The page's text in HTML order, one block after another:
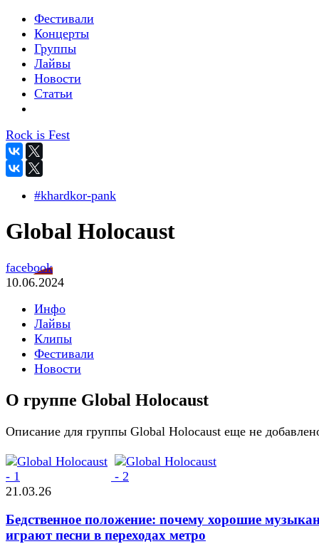
Фестивали
Концерты
Группы
Лайвы
Новости
Статьи
Rock is Fest
#khardkor-pank
Global Holocaust
facebook
10.06.2024
Инфо
Лайвы
Клипы
Фестивали
Новости
О группе Global Holocaust
Описание для группы Global Holocaust еще не
21.03.26
Бедственное положение: почему хорошие
играют песни в переходах метро